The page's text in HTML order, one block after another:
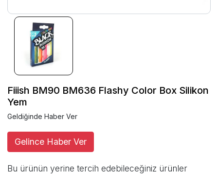
Fiiish BM90 BM636 Flashy Color Box Silikon
Yem
Geldiğinde Haber Ver
Gelince Haber Ver
Bu ürünün yerine tercih edebileceğiniz ürünler